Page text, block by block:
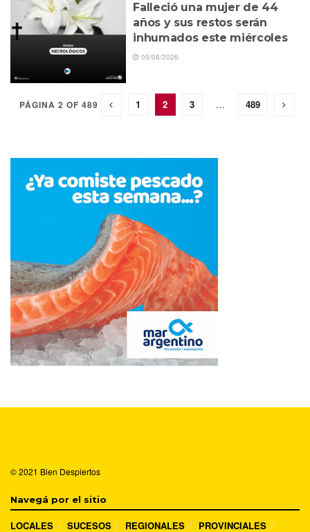
Falleció una mujer de 44
años y sus restos serán
inhumados este miércoles
05/08/2026
PÁGINA 2 OF 489 1 2 3 … 489
© 2021 Bien Despiertos
Navegá por el sitio
LOCALES SUCESOS REGIONALES PROVINCIALES